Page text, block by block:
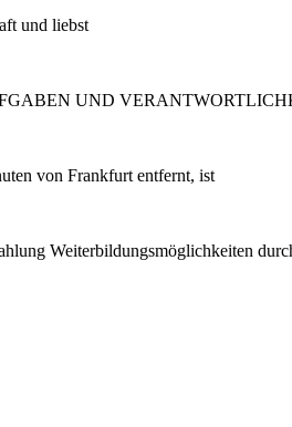
und liebst
UND
von Frankfurt entfernt, ist
Weiterbildungsmöglichkeiten